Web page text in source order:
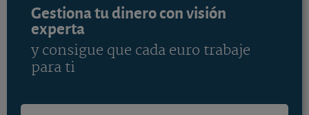
Gestiona tu dinero con visión
experta
y consigue que cada euro trabaje
para ti